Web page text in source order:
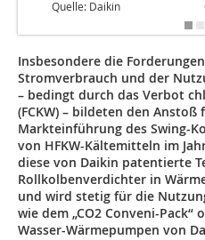
Quelle: Daikin
Insbesondere die
Stromverbrauch und der
– bedingt durch das Verbot
(FCKW) – bildeten den
Markteinführung des Swing-
von HFKW-Kältemitteln im
diese von Daikin patentierte
Rollkolbenverdichter in
und wird stetig für die
wie dem „CO2 Conveni-Pack“
Wasser-Wärmepumpen von